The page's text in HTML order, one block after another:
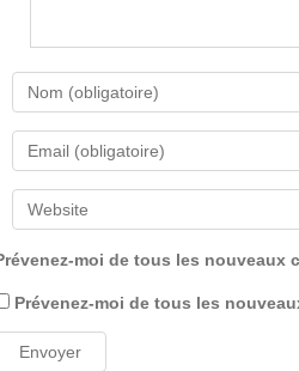
moi de tous les nouveaux
Prévenez-moi de tous les